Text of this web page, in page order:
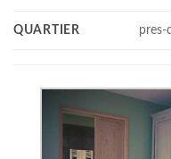
QUARTIER pres-